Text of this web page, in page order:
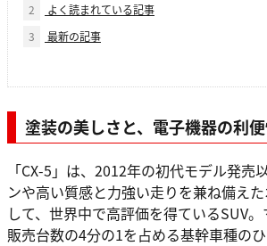
2
よく読まれている記事
3
最新の記事
塗装の美しさと、電子機器の利
「CX-5」は、2012年の初代モデル発売
ンや高い質感と力強い走りを兼ね備え
して、世界中で高評価を得ているSUV
販売台数の4分の1を占める基幹車種のひ